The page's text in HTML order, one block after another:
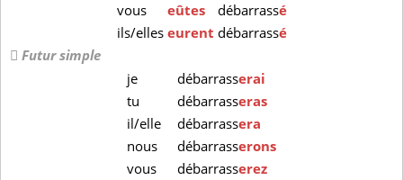
vous
eûtes débarrassé
ils/elles eurent débarrassé
Futur simple
je
débarrasserai
tu
débarrasseras
il/elle
débarrassera
nous
débarrasserons
vous
débarrasserez